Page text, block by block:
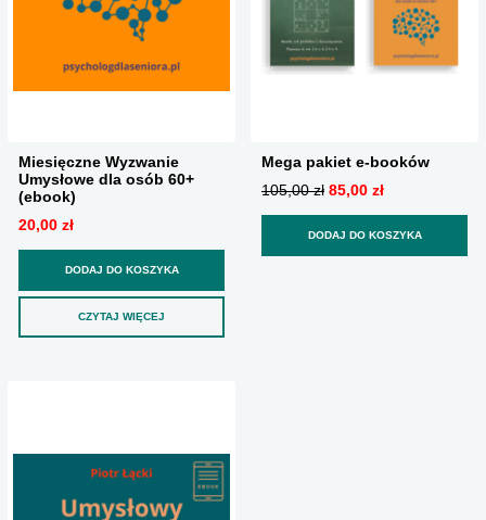
Miesięczne Wyzwanie
Umysłowe dla osób 60+
(ebook)
20,00 zł
DODAJ DO KOSZYKA
CZYTAJ WIĘCEJ
Mega pakiet e-booków
105,00 zł 85,00 zł
DODAJ DO KOSZYKA